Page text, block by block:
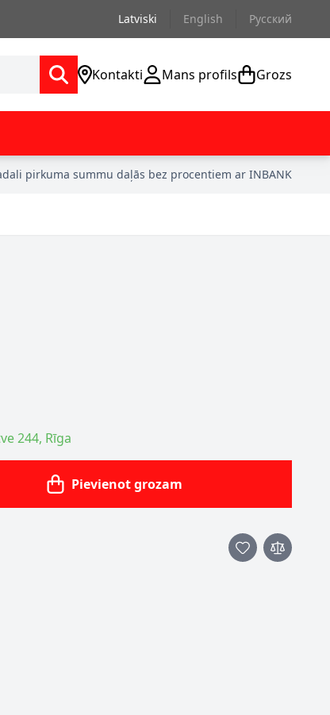
Latviski English Русский
Kontakti Mans profils Grozs
pirkuma summu daļās bez procentiem ar INBANK
244, Rīga
Pievienot grozam